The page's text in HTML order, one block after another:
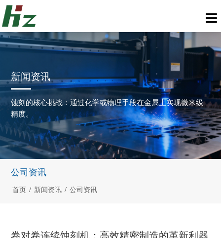
新闻资讯
蚀刻的核心挑战：通过化学或物理手段在金属上实现微米级
精度。
公司资讯
首页 / 新闻资讯 / 公司资讯
卷对卷连续蚀刻机：高效精密制造的革新利器